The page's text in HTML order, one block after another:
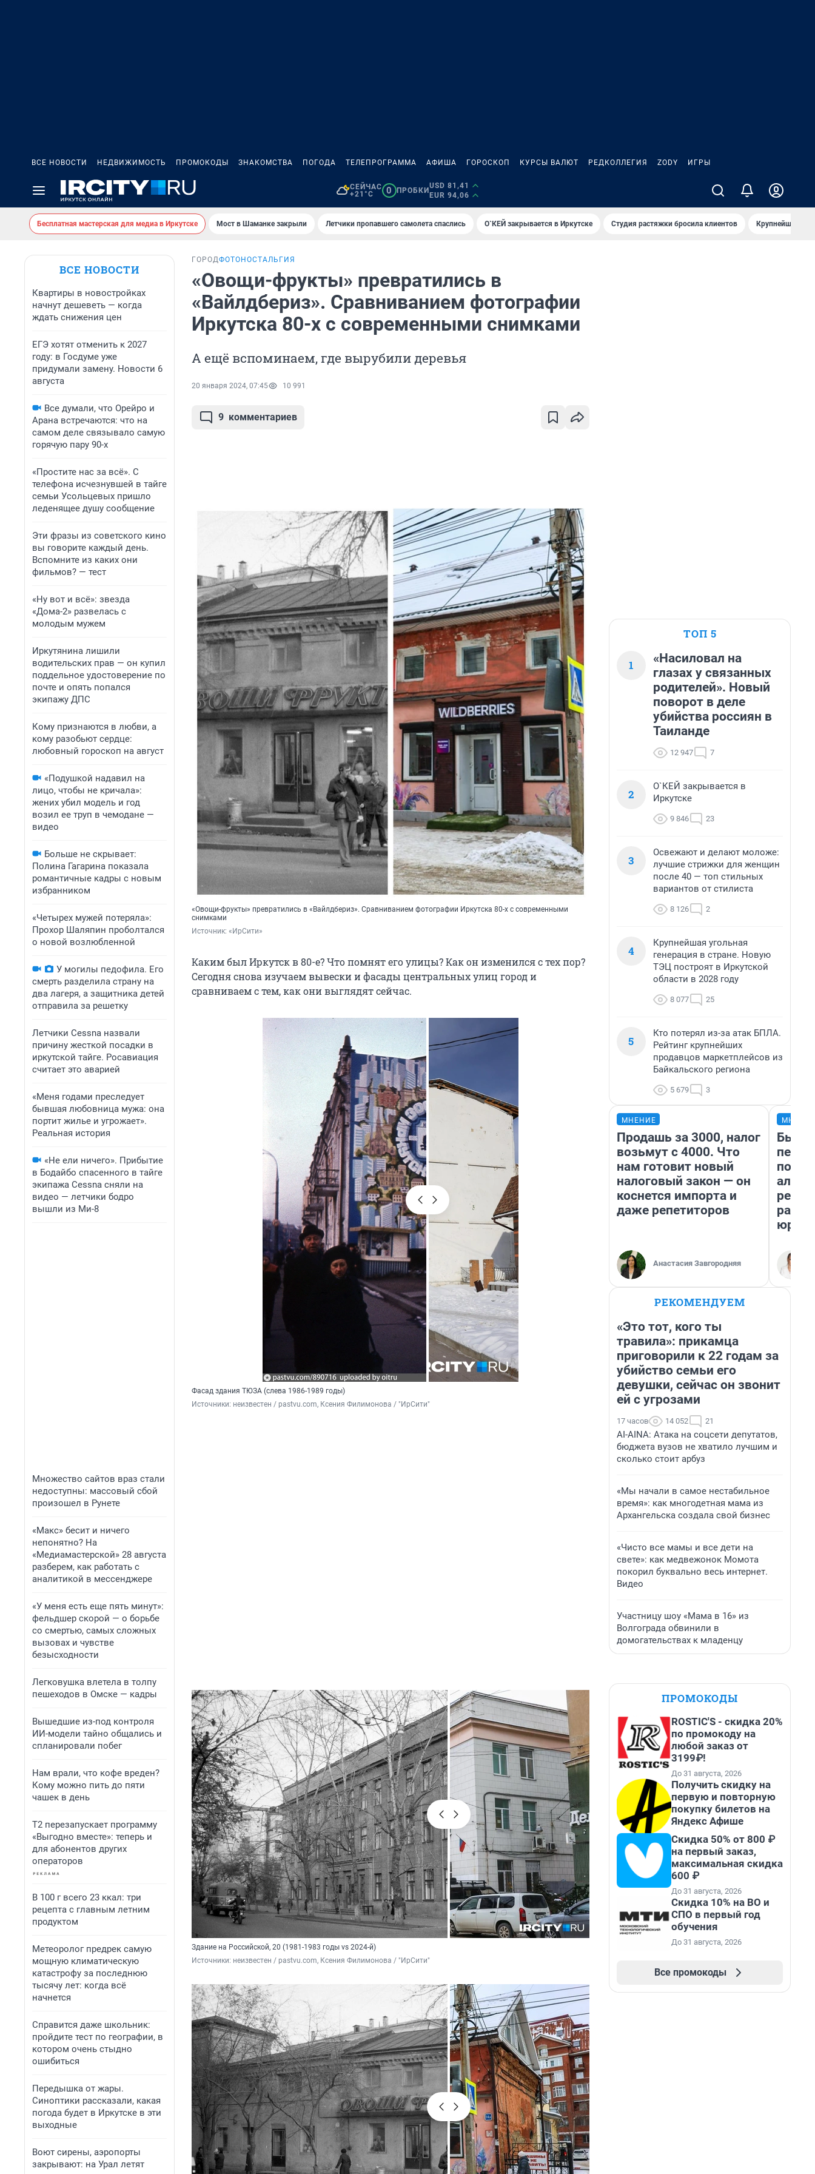
ВСЕ НОВОСТИ НЕДВИЖИМОСТЬ ПРОМОКОДЫ ЗНАКОМСТВА ПОГОДА ТЕЛЕПРОГРАММА АФИША ГОРОСКОП КУРСЫ ВАЛЮТ РЕДКОЛЛЕГИЯ ZODY ИГРЫ
СЕЙЧАС
+21°C
0 ПРОБКИ
USD 81,41
EUR 94,06
Бесплатная мастерская для медиа в Иркутске Мост в Шаманке закрыли Летчики пропавшего самолета спаслись О`КЕЙ закрывается в Иркутске Студия растяжки бросила клиентов Крупнейшие
ВСЕ НОВОСТИ
Квартиры в новостройках
начнут дешеветь — когда
ждать снижения цен
ЕГЭ хотят отменить к 2027
году: в Госдуме уже
придумали замену. Новости 6
августа
Все думали, что Орейро и
Арана встречаются: что на
самом деле связывало самую
горячую пару 90-х
«Простите нас за всё». С
телефона исчезнувшей в тайге
семьи Усольцевых пришло
леденящее душу сообщение
Эти фразы из советского кино
вы говорите каждый день.
Вспомните из каких они
фильмов? — тест
«Ну вот и всё»: звезда
«Дома-2» развелась с
молодым мужем
Иркутянина лишили
водительских прав — он купил
поддельное удостоверение по
почте и опять попался
экипажу ДПС
Кому признаются в любви, а
кому разобьют сердце:
любовный гороскоп на август
«Подушкой надавил на
лицо, чтобы не кричала»:
жених убил модель и год
возил ее труп в чемодане —
видео
Больше не скрывает:
Полина Гагарина показала
романтичные кадры с новым
избранником
«Четырех мужей потеряла»:
Прохор Шаляпин проболтался
о новой возлюбленной
У могилы педофила. Его
смерть разделила страну на
два лагеря, а защитника детей
отправила за решетку
Летчики Cessna назвали
причину жесткой посадки в
иркутской тайге. Росавиация
считает это аварией
«Меня годами преследует
бывшая любовница мужа: она
портит жилье и угрожает».
Реальная история
«Не ели ничего». Прибытие
в Бодайбо спасенного в тайге
экипажа Cessna сняли на
видео — летчики бодро
вышли из Ми-8
Множество сайтов враз стали
недоступны: массовый сбой
произошел в Рунете
«Макс» бесит и ничего
непонятно? На
«Медиамастерской» 28 августа
разберем, как работать с
аналитикой в мессенджере
«У меня есть еще пять минут»:
фельдшер скорой — о борьбе
со смертью, самых сложных
вызовах и чувстве
безысходности
Легковушка влетела в толпу
пешеходов в Омске — кадры
Вышедшие из-под контроля
ИИ-модели тайно общались и
спланировали побег
Нам врали, что кофе вреден?
Кому можно пить до пяти
чашек в день
Т2 перезапускает программу
«Выгодно вместе»: теперь и
для абонентов других
операторов
В 100 г всего 23 ккал: три
рецепта с главным летним
продуктом
Метеоролог предрек самую
мощную климатическую
катастрофу за последнюю
тысячу лет: когда всё
начнется
Справится даже школьник:
пройдите тест по географии, в
котором очень стыдно
ошибиться
Передышка от жары.
Синоптики рассказали, какая
погода будет в Иркутске в эти
выходные
Воют сирены, аэропорты
закрывают: на Урал летят
ГОРОДФОТОНОСТАЛЬГИЯ
«Овощи-фрукты» превратились в
«Вайлдбериз». Сравниванием фотографии
Иркутска 80-х с современными снимками
А ещё вспоминаем, где вырубили деревья
20 января 2024, 07:45 10 991
9 комментариев
«Овощи-фрукты» превратились в «Вайлдбериз». Сравниванием фотографии Иркутска 80-х с современными
снимками
Источник: «ИрСити»
Каким был Иркутск в 80-е? Что помнят его улицы? Как он изменился с тех пор?
Сегодня снова изучаем вывески и фасады центральных улиц город и
сравниваем с тем, как они выглядят сейчас.
Фасад здания ТЮЗА (слева 1986-1989 годы)
Источники: неизвестен / pastvu.com, Ксения Филимонова / "ИрСити"
Здание на Российской, 20 (1981-1983 годы vs 2024-й)
Источники: неизвестен / pastvu.com, Ксения Филимонова / "ИрСити"
ТОП 5
1
«Насиловал на
глазах у связанных
родителей». Новый
поворот в деле
убийства россиян в
Таиланде
12 947 7
2
О`КЕЙ закрывается в
Иркутске
9 846 23
3
Освежают и делают моложе:
лучшие стрижки для женщин
после 40 — топ стильных
вариантов от стилиста
8 126 2
4
Крупнейшая угольная
генерация в стране. Новую
ТЭЦ построят в Иркутской
области в 2028 году
8 077 25
5
Кто потерял из-за атак БПЛА.
Рейтинг крупнейших
продавцов маркетплейсов из
Байкальского региона
5 679 3
МНЕНИЕ
Продашь за 3000, налог
возьмут с 4000. Что
нам готовит новый
налоговый закон — он
коснется импорта и
даже репетиторов
Анастасия Завгородняя
Был
РЕКОМЕНДУЕМ
«Это тот, кого ты
травила»: прикамца
приговорили к 22 годам за
убийство семьи его
девушки, сейчас он звонит
ей с угрозами
17 часов 14 052 21
AI-AINA: Атака на соцсети депутатов,
бюджета вузов не хватило лучшим и
сколько стоит арбуз
«Мы начали в самое нестабильное
время»: как многодетная мама из
Архангельска создала свой бизнес
«Чисто все мамы и все дети на
свете»: как медвежонок Момота
покорил буквально весь интернет.
Видео
Участницу шоу «Мама в 16» из
Волгограда обвинили в
домогательствах к младенцу
ПРОМОКОДЫ
ROSTIC'S - скидка 20%
по промокоду на
любой заказ от
3199₽!
До 31 августа, 2026
Получить скидку на
первую и повторную
покупку билетов на
Яндекс Афише
Скидка 50% от 800 ₽
на первый заказ,
максимальная скидка
600 ₽
До 31 августа, 2026
Скидка 10% на ВО и
СПО в первый год
обучения
До 31 августа, 2026
Все промокоды